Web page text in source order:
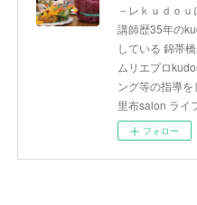
－レｋｕｄｏ
講師歴35年の
している 錦帯
ムリエプロ
ング等の指導
里布salon ライ
フォロー